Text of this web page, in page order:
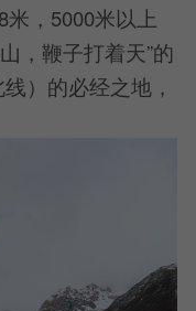
米，5000米以上
，鞭子打着天”的
）的必经之地，